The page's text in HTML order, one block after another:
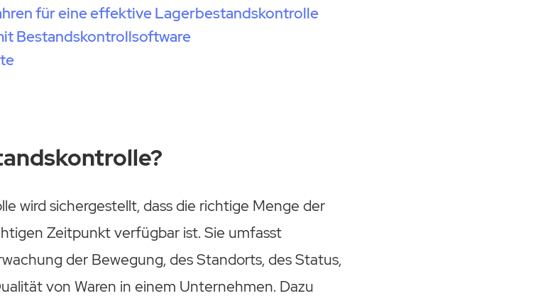
für eine effektive Lagerbestandskontrolle
Bestandskontrollsoftware
wird sichergestellt, dass die richtige Menge der
Zeitpunkt verfügbar ist. Sie umfasst
der Bewegung, des Standorts, des Status,
von Waren in einem Unternehmen. Dazu